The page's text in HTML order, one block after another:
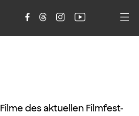
    
des aktuellen Filmfest-